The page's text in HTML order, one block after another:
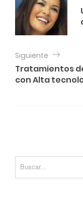
g
r
i
a
v
e
g
a
c
e
e
Siguiente
Tratamientos
con Alta